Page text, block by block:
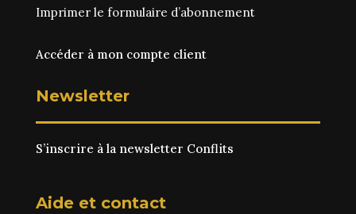
Imprimer le formulaire d’abonnement
Accéder à mon compte client
Newsletter
S’inscrire à la newsletter Conflits
Aide et contact